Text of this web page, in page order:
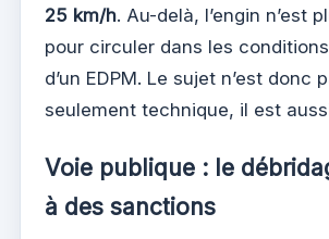
25 km/h. Au-delà, l’engin n’est
pour circuler dans les
d’un EDPM. Le sujet n’est donc
seulement technique, il est
Voie publique : le
à des sanctions